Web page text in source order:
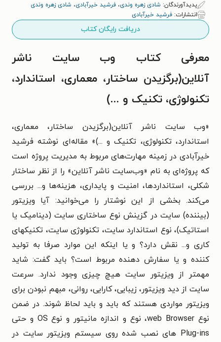
پدیدآورندگان: شادی زهره وندی، فرشید خیرآبادی، شادی زهره وندی
انتشارات: فرشید خیرآبادی
دریافت رایگان کتاب
معرفی کتاب وب سایت ناشر
آنلاین(برگزیدن ساختار، معماری، استاندارد،
تکنولوژی، تکنیک و ...)
«وب سایت ناشر آنلاین(برگزیدن ساختار، معماری،
استاندارد، تکنولوژی، تکنیک و ...)» مقاله‌ای نوشته فرشید
خیرآبادی در زمینه مهارت‌های مربوط به مدیریت پروژه است
که پروژه‌ای به نام «وب‌سایت ناشر آنلاین» را از نظر ساختار
شکلی، استانداردها، امنیت و پایداری، هزینه‌ها و... بررسی
می‌کند. بخشی از این نوشتار را می‌خوانید: آیا ویزیتور
(بیننده) سایت در گزینش نوع ساختاری سایت (دینامیک یا
استاتیک)، نوع استاندارد سایت، تکنولوژی سایت، تکنیکهای
کاری و... نقش دارد؟ و یا اینکه این موارد صرفا به تولید
کننده و یا سفارش دهنده مربوط است؟ باید گفت: شاید
مهمتر از ویزیتور سایت هیچ چیزی وجود ندارد. سرعت
سایت از دید ویزیتور، زیبایی، کارایی، روانی، مبهم نبودن برای
ویزیتور مواردی هستند که باید و باید لحاظ شوند. در ضمن
نوع web Browser، نوع و اندازه مانیتور و نوع OS و حتی
Plug-ins های نصب شده روی سیستم ویزیتور سایت در